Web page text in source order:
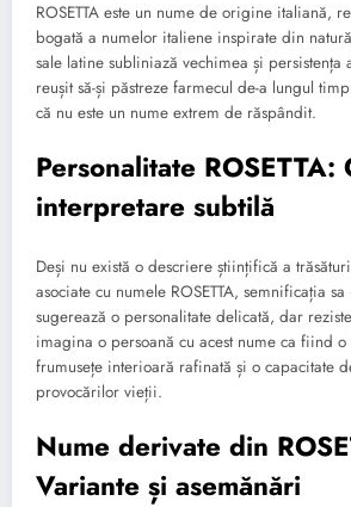
ROSETTA este un nume de origine italiană,
bogată a numelor italiene inspirate din
sale latine subliniază vechimea și persistența
reușit să-și păstreze farmecul de-a lungul
că nu este un nume extrem de răspândit.
Personalitate ROSETTA:
interpretare subtilă
Deși nu există o descriere științifică a
asociate cu numele ROSETTA, semnificația
sugerează o personalitate delicată, dar
imagina o persoană cu acest nume ca fiind
frumusețe interioară rafinată și o capacitate
provocărilor vieții.
Nume derivate din
Variante și asemănări